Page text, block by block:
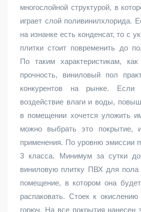
многослойной структурой, в
играет слой поливинилхлорида.
на изнанке есть конденсат, то с
плитки стоит повременить до
По таким характеристикам,
прочность, виниловый пол
конкурентов на рынке. Если
воздействие влаги и воды,
в помещении хочется уложить
можно выбрать это покрытие,
применения. По уровню эмиссии
3 класса. Минимум за сутки
виниловую плитку ПВХ для пола
помещение, в котором она
распаковать. Стоек к
горюч. На все покрытия нанесен